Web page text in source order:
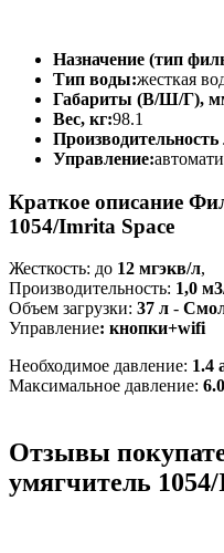
Назначение (тип
Тип воды:жесткая
Габариты (В/Ш/Г),
Вес, кг:98.1
Производительность
Управление:
Краткое описание
1054/Imrita Space
Жесткость: до 12 мгэкв/л,
Производительность: 1,0
Объем загрузки: 37 л -
Управление: кнопки+wifi
Необходимое давление: 1.4
Максимальное давление:
Отзывы
умягчитель